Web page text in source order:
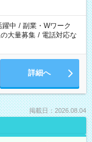
躍中 / 副業・Wワーク
大量募集 / 電話対応な
詳細へ
掲載日：2026.08.04